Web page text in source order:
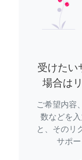
受けたい
場合は
ご希望内容
数などを
と、そのリ
サポ